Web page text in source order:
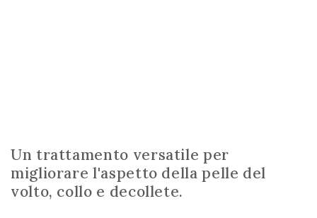
Un trattamento versatile per
migliorare l'aspetto della pelle del
volto, collo e decollete.